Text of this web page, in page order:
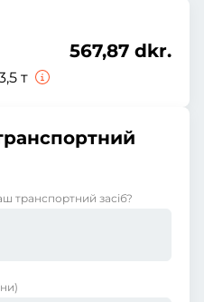
т
567,87 dkr.
транспортний засіб?